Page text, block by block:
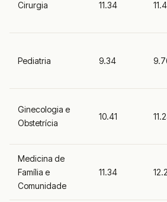
Cirurgia 11.34 11.4
Pediatria 9.34
Ginecologia e
Obstetrícia
10.41
Medicina de
Família e
Comunidade
11.34